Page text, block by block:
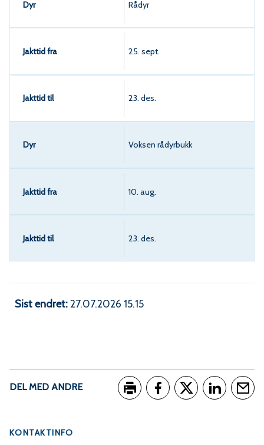
Rådyr
25. sept.
23. des.
Voksen rådyrbukk
10. aug.
23. des.
Sist endret 27.07.2026 15.15
DEL MED ANDRE
KONTAKTINFO